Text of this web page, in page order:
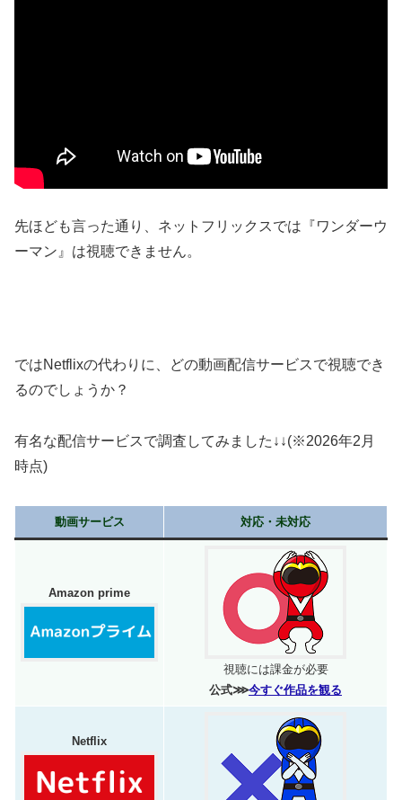
先ほども言った通り、ネットフリックスでは『ワンダーウ
ーマン』は視聴できません。
ではNetflixの代わりに、どの動画配信サービスで視聴でき
るのでしょうか？
有名な配信サービスで調査してみました↓↓(※2026年2月
時点)
動画サービス 対応・未対応
Amazon prime
視聴には課金が必要
公式⋙今すぐ作品を観る
Netflix